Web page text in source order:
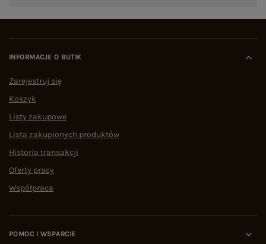
INFORMACJE O BUTIK
Zarejestruj się
Koszyk
Listy zakupowe
Lista zakupionych produktów
Historia transakcji
Oferty pracy
Współpraca
POMOC I WSPARCIE